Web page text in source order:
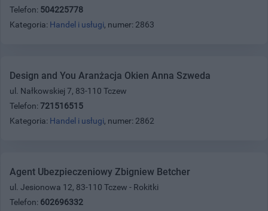
Telefon: 504225778
Kategoria: Handel i usługi, numer: 2863
Design and You Aranżacja Okien Anna Szweda
ul. Nałkowskiej 7, 83-110 Tczew
Telefon: 721516515
Kategoria: Handel i usługi, numer: 2862
Agent Ubezpieczeniowy Zbigniew Betcher
ul. Jesionowa 12, 83-110 Tczew - Rokitki
Telefon: 602696332